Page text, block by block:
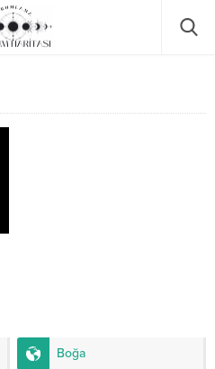
Boğa